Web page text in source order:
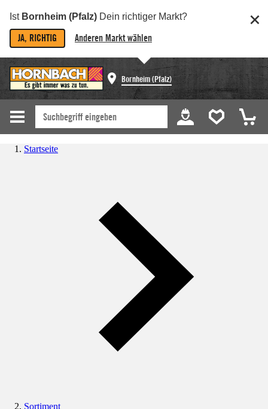
Ist Bornheim (Pfalz) Dein richtiger Markt?
JA, RICHTIG Anderen Markt wählen
Bornheim (Pfalz)
Startseite
Sortiment